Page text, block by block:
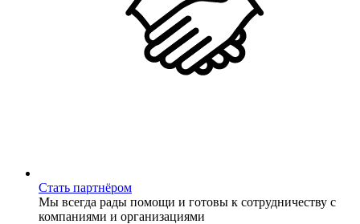
Стать партнёром
Мы всегда рады помощи и готовы к сотрудничеству с
компаниями и организациями